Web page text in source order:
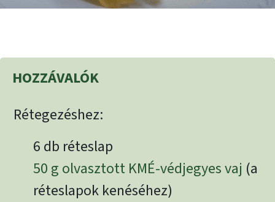
HOZZÁVALÓK
Rétegezéshez:
6 db réteslap
50 g olvasztott KMÉ-védjegyes vaj (a
réteslapok kenéséhez)